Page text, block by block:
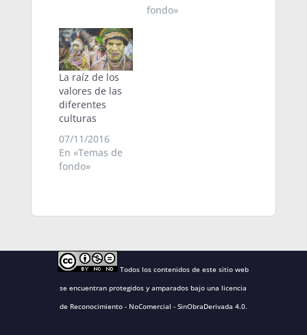
los reclusos
más peligrosos
que, a cambio,
obtienen la
remisión de su
condena si
logran
prueba
fondo»
La raíz de los
valores de las
diferentes
culturas
07/11/2016
En «Temas de
fondo»
Todos los contenidos de este sitio web
se encuentran protegidos y amparados bajo unalicencia
de Reconocimiento - NoComercial - SinObraDerivada 4.0.